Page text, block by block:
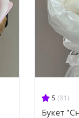
5 (81)
Букет